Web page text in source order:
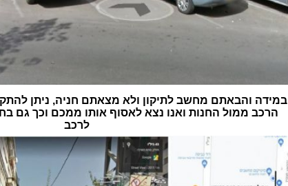
במידה והבאתם מחשב לתיקון ולא מצאתם חניה, ניתן
הרכב ממול החנות ואנו נצא לאסוף אותו ממכם וכך גם
לרכב